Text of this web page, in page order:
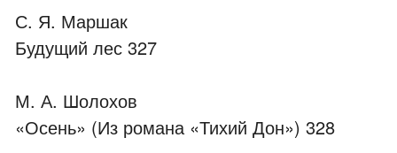
С. Я. Маршак
Будущий лес 327
М. А. Шолохов
«Осень» (Из романа «Тихий Дон») 328